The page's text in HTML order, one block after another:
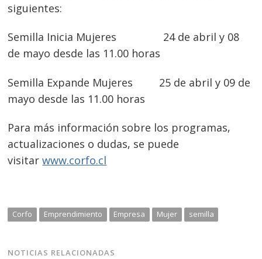
siguientes:
Semilla Inicia Mujeres 24 de abril y 08
de mayo desde las 11.00 horas
Semilla Expande Mujeres 25 de abril y 09 de
mayo desde las 11.00 horas
Para más información sobre los programas,
actualizaciones o dudas, se puede
visitarwww.corfo.cl
Corfo Emprendimiento Empresa Mujer semilla
NOTICIAS RELACIONADAS